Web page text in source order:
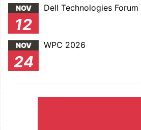
NOV
12
Dell Technologies
NOV
24
WPC 2026